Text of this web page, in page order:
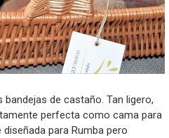
de castaño. Tan ligero,
perfecta como cama para
para Rumba pero